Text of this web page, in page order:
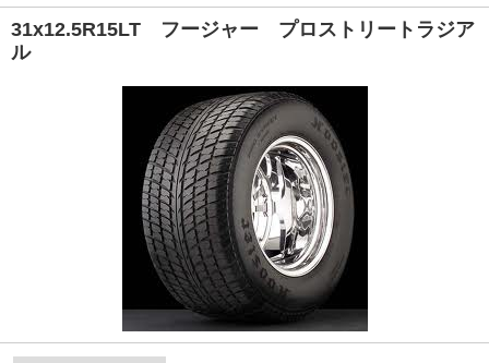
31x12.5R15LT フージャー プロストリートラジア
ル